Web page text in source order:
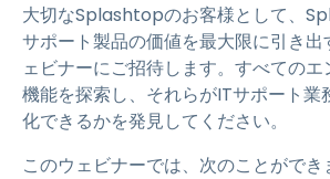
大切なSplashtopのお客様として、
サポート製品の価値を最大限に引き出
ェビナーにご招待します。すべての
機能を探索し、それらがITサポート業
化できるかを発見してください。
このウェビナーでは、次のことができ